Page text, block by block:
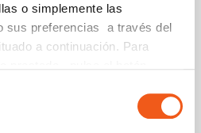
o simplemente las
sus preferencias a través del
a continuación. Para
de cookies
política de cookies
de Podólogos de
Andalucía